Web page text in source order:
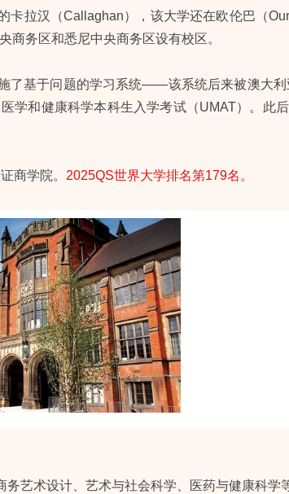
拉汉（Callaghan），该大学还在欧伦巴（
商务区和悉尼中央商务区设有校区。
了基于问题的学习系统——该系统后来被澳大利
和健康科学本科生入学考试（UMAT）。此后
商学院。 2025QS世界大学排名第179名。
艺术设计、艺术与社会科学、医药与健康科学